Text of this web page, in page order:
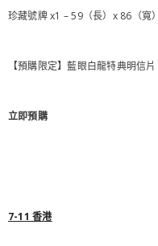
珍藏號牌 x1 – 59（長）x 86（寬
【預購限定】藍眼白龍特典明信
立即預購
7-11 香港